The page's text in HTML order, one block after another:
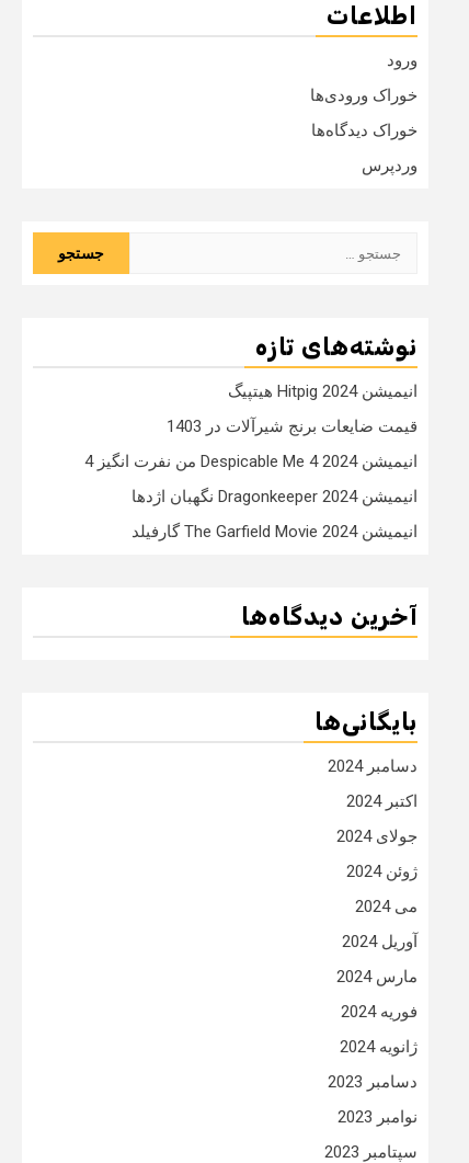
اطلاعات
ورود
خوراک ورودی‌ها
خوراک دیدگاه‌ها
وردپرس
نوشته‌های تازه
انیمیشن Hitpig 2024 هیتپیگ
قیمت ضایعات برنج شیرآلات در 1403
انیمیشن Despicable Me 4 2024 من نفرت انگیز 4
انیمیشن Dragonkeeper 2024 نگهبان اژدها
انیمیشن The Garfield Movie 2024 گارفیلد
آخرین دیدگاه‌ها
بایگانی‌ها
دسامبر 2024
اکتبر 2024
جولای 2024
ژوئن 2024
می 2024
آوریل 2024
مارس 2024
فوریه 2024
ژانویه 2024
دسامبر 2023
نوامبر 2023
سپتامبر 2023